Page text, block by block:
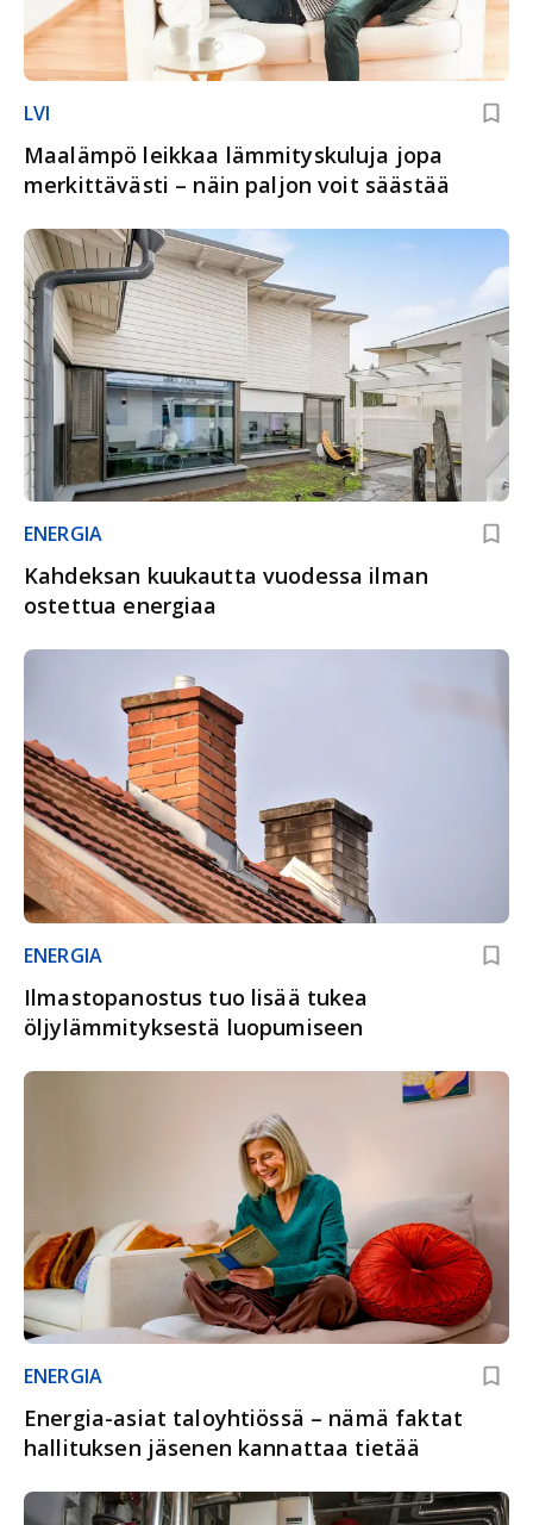
LVI
Maalämpö leikkaa lämmityskuluja jopa
merkittävästi – näin paljon voit säästää
ENERGIA
Kahdeksan kuukautta vuodessa ilman
ostettua energiaa
ENERGIA
Ilmastopanostus tuo lisää tukea
öljylämmityksestä luopumiseen
ENERGIA
Energia-asiat taloyhtiössä – nämä faktat
hallituksen jäsenen kannattaa tietää